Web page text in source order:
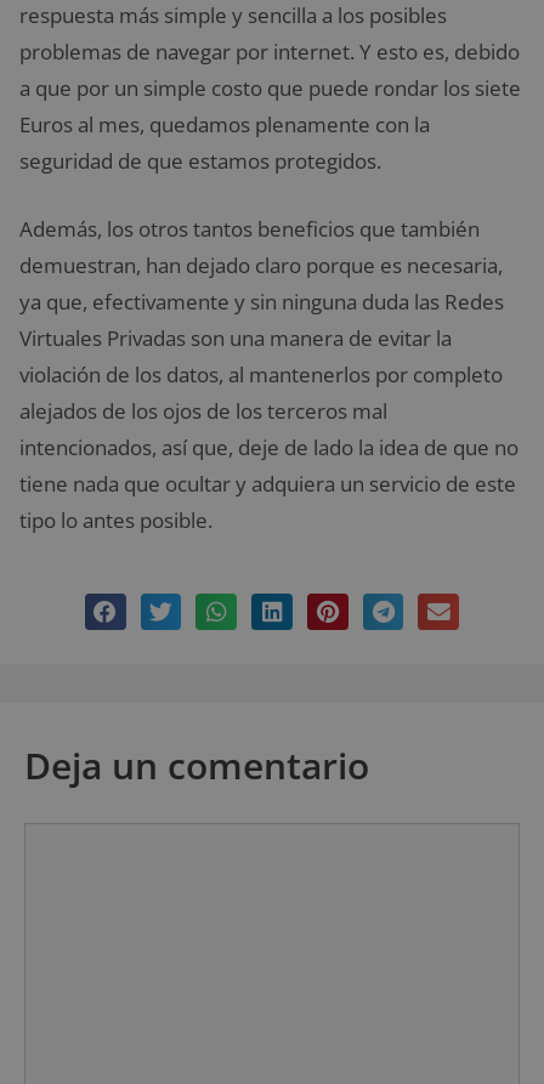
respuesta más simple y sencilla a los posibles
problemas de navegar por internet. Y esto es, debido
a que por un simple costo que puede rondar los siete
Euros al mes, quedamos plenamente con la
seguridad de que estamos protegidos.
Además, los otros tantos beneficios que también
demuestran, han dejado claro porque es necesaria,
ya que, efectivamente y sin ninguna duda las Redes
Virtuales Privadas son una manera de evitar la
violación de los datos, al mantenerlos por completo
alejados de los ojos de los terceros mal
intencionados, así que, deje de lado la idea de que no
tiene nada que ocultar y adquiera un servicio de este
tipo lo antes posible.
Deja un comentario